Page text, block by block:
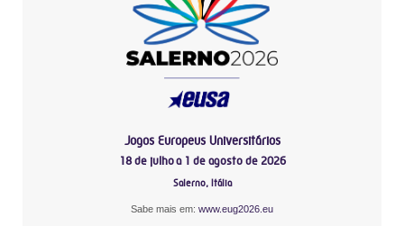
Jogos Europeus Universitários
18 de julho a 1 de agosto de 2026
Salerno, Itália
Sabe mais em: www.eug2026.eu